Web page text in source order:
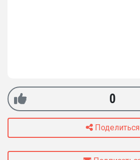
0
Поделиться